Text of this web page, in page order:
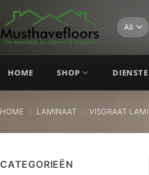
HOME SHOP
HOME » LAMINAAT » VISGRAAT
CATEGORIEËN